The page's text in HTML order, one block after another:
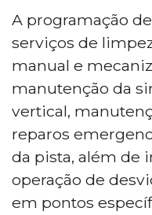
intensificou
rodovias BR-262,
e MS-040, em
do feriado do Dia
trabalhos
roçada,
emergenciais. A
402 quilômetros
lixo das margens
devem respeitar
e reduzir a
A programação
serviços de
manual e
manutenção da
vertical,
reparos
da pista, além de
operação de
em pontos